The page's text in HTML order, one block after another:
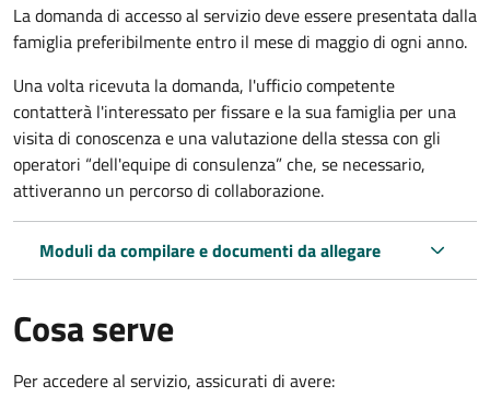
La domanda di accesso al servizio deve essere presentata dalla
famiglia preferibilmente entro il mese di maggio di ogni anno.
Una volta ricevuta la domanda, l'ufficio competente
contatterà l'interessato per fissare e la sua famiglia per una
visita di conoscenza e una valutazione della stessacon gli
operatori “dell'equipe di consulenza” che, se necessario,
attiveranno un percorso di collaborazione.
Moduli da compilare e documenti da allegare
Cosa serve
Per accedere al servizio, assicurati di avere: